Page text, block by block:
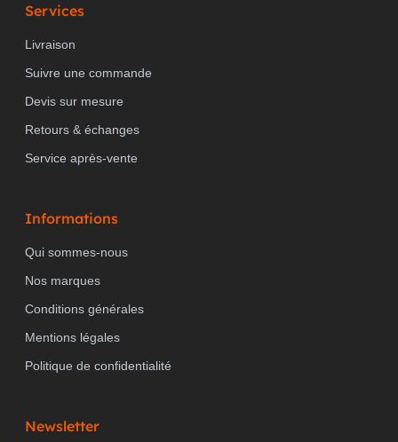
Services
Livraison
Suivre une commande
Devis sur mesure
Retours & échanges
Service après-vente
Informations
Qui sommes-nous
Nos marques
Conditions générales
Mentions légales
Politique de confidentialité
Newsletter